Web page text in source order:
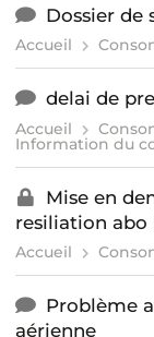
Dossier de
Accueil
delai de
Accueil
Information du
Mise en
resiliation
Accueil
Problème
aérienne